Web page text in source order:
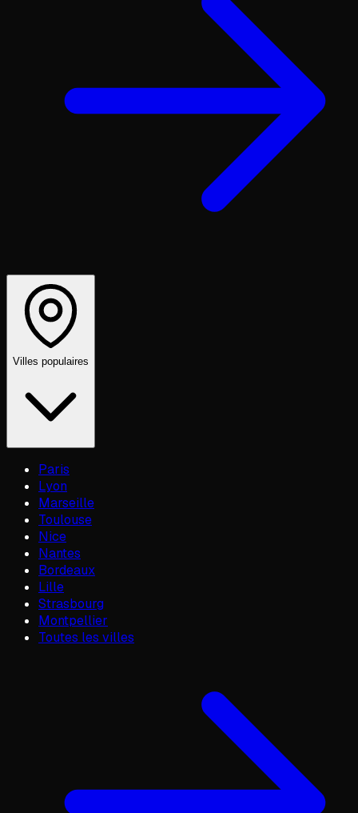
Villes populaires
Paris
Lyon
Marseille
Toulouse
Nice
Nantes
Bordeaux
Lille
Strasbourg
Montpellier
Toutes les villes